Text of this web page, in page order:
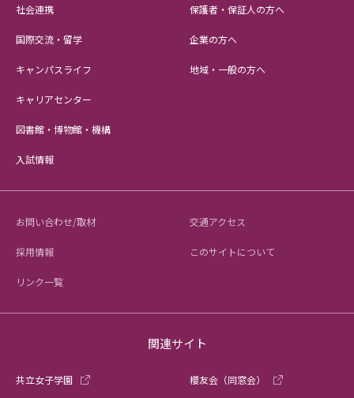
社会連携
国際交流・留学
キャンパスライフ
キャリアセンター
図書館・博物館・機構
入試情報
保護者・保証人の方へ
企業の方へ
地域・一般の方へ
お問い合わせ/取材 交通アクセス
採用情報 このサイトについて
リンク一覧
関連サイト
共立女子学園 櫻友会（同窓会）